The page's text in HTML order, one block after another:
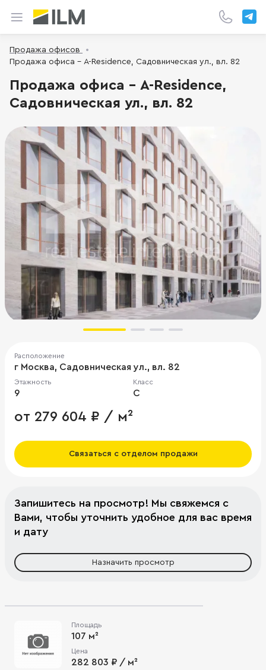
Продажа офисов
Продажа офиса - A-Residence, Садовническая ул., вл. 82
Продажа офиса - A-Residence,
Садовническая ул., вл. 82
Расположение
г Москва, Садовническая ул., вл. 82
Этажность
9
Класс
C
от 279 604 ₽ / м²
Связаться с отделом продажи
Запишитесь на просмотр! Мы свяжемся с
Вами, чтобы уточнить удобное для вас время
и дату
Назначить просмотр
Площадь
107 м²
Цена
282 803 ₽ / м²